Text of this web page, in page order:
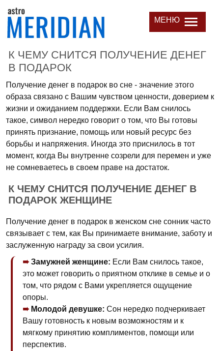
МЕНЮ
К ЧЕМУ СНИТСЯ ПОЛУЧЕНИЕ ДЕНЕГ
В ПОДАРОК
Получение денег в подарок во сне - значение этого
образа связано с Вашим чувством ценности, доверием к
жизни и ожиданием поддержки. Если Вам снилось
такое, символ нередко говорит о том, что Вы готовы
принять признание, помощь или новый ресурс без
борьбы и напряжения. Иногда это приснилось в тот
момент, когда Вы внутренне созрели для перемен и уже
не сомневаетесь в своем праве на достаток.
К ЧЕМУ СНИТСЯ ПОЛУЧЕНИЕ ДЕНЕГ В
ПОДАРОК ЖЕНЩИНЕ
Получение денег в подарок в женском сне сонник часто
связывает с тем, как Вы принимаете внимание, заботу и
заслуженную награду за свои усилия.
Замужней женщине: Если Вам снилось такое,
это может говорить о приятном отклике в семье и о
том, что рядом с Вами укрепляется ощущение
опоры.
Молодой девушке: Сон нередко подчеркивает
Вашу готовность к новым возможностям и к
мягкому принятию комплиментов, помощи или
перспектив.